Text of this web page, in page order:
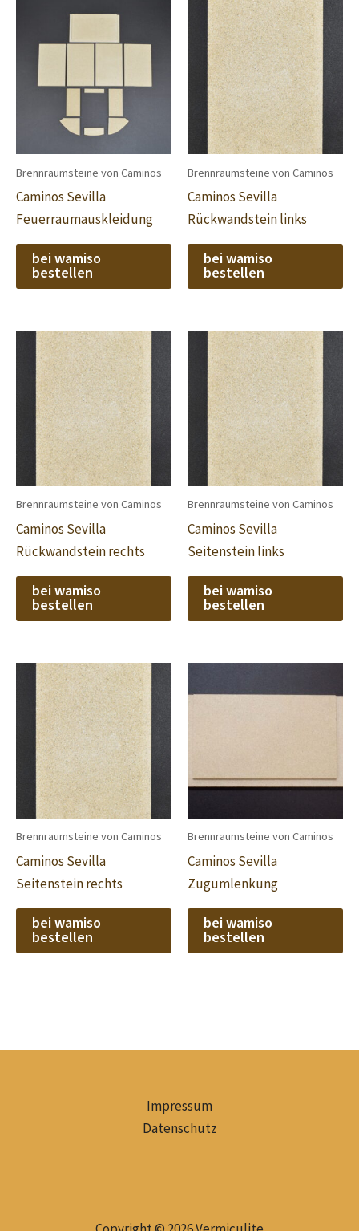
Brennraumsteine von Caminos
Caminos Sevilla
Feuerraumauskleidung
bei wamiso
bestellen
Brennraumsteine von Caminos
Caminos Sevilla
Rückwandstein links
bei wamiso
bestellen
Brennraumsteine von Caminos
Caminos Sevilla
Rückwandstein rechts
bei wamiso
bestellen
Brennraumsteine von Caminos
Caminos Sevilla
Seitenstein links
bei wamiso
bestellen
Brennraumsteine von Caminos
Caminos Sevilla
Seitenstein rechts
bei wamiso
bestellen
Brennraumsteine von Caminos
Caminos Sevilla
Zugumlenkung
bei wamiso
bestellen
Impressum
Datenschutz